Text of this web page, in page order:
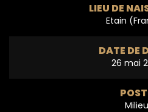
LIEU DE
Etain
DATE DE
26 mai
Milieu